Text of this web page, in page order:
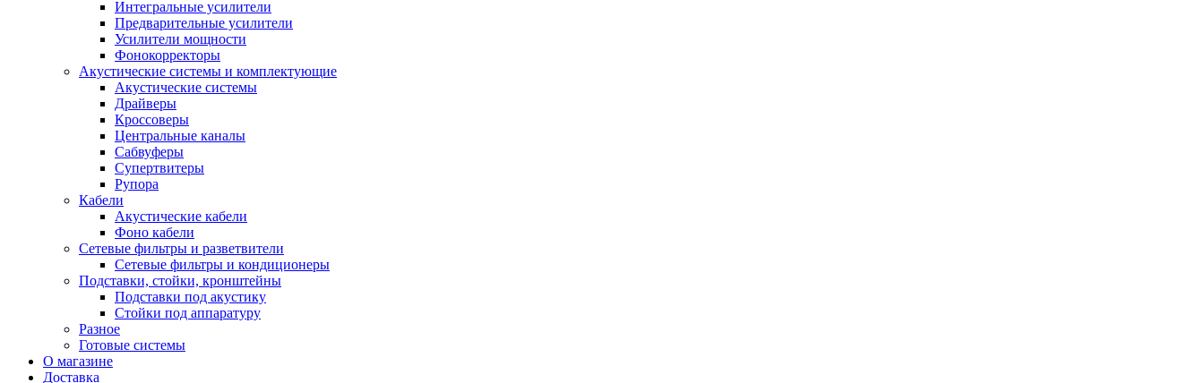
Интегральные усилители
Предварительные усилители
Усилители мощности
Фонокорректоры
Акустические системы и комплектующие
Акустические системы
Драйверы
Кроссоверы
Центральные каналы
Сабвуферы
Супертвитеры
Рупора
Кабели
Акустические кабели
Фоно кабели
Сетевые фильтры и разветвители
Сетевые фильтры и кондиционеры
Подставки, стойки, кронштейны
Подставки под акустику
Стойки под аппаратуру
Разное
Готовые системы
О магазине
Доставка